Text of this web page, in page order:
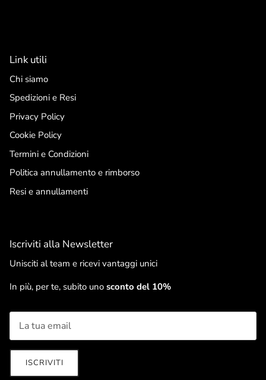
Link utili
Chi siamo
Spedizioni e Resi
Privacy Policy
Cookie Policy
Termini e Condizioni
Politica annullamento e rimborso
Resi e annullamenti
Iscriviti alla Newsletter
Unisciti al team e ricevi vantaggi unici
In più, per te, subito uno sconto del 10%
ISCRIVITI